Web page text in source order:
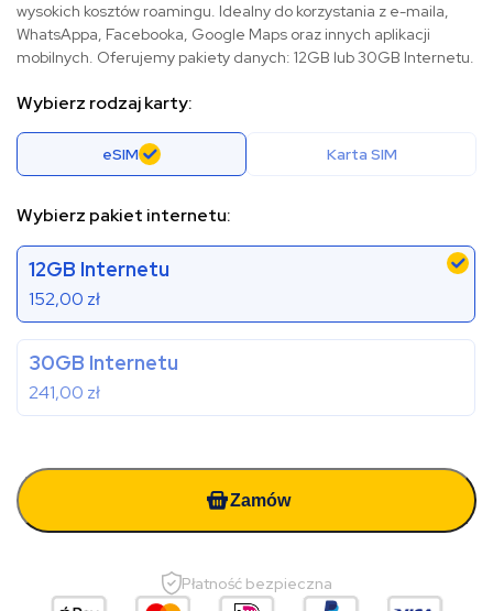
wysokich kosztów roamingu. Idealny do korzystania z e-maila,
WhatsAppa, Facebooka, Google Maps oraz innych aplikacji
mobilnych. Oferujemy pakiety danych: 12GB lub 30GB Internetu.
Wybierz rodzaj karty:
eSIM Karta SIM
Wybierz pakiet internetu:
12GB Internetu
152,00 zł
30GB Internetu
241,00 zł
Zamów
Płatność bezpieczna